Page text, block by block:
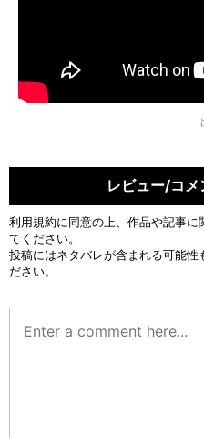
レビュー/コ
利用規約に同意の上、作品や記事に
てください。
投稿にはネタバレが含まれる可能性
ださい。